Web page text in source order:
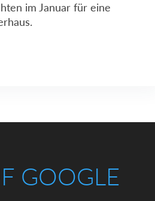
im Januar für eine
GOOGLE